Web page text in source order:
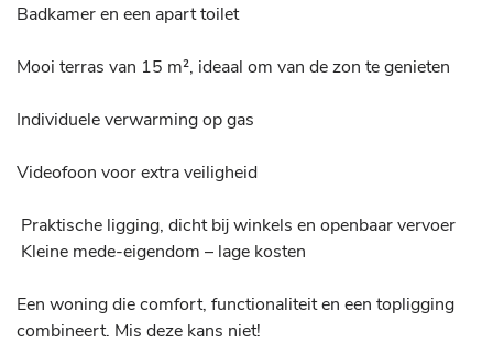
Badkamer en een apart toilet
Mooi terras van 15 m², ideaal om van de zon te genieten
Individuele verwarming op gas
Videofoon voor extra veiligheid
Een woning die comfort, functionaliteit en een topligging
combineert. Mis deze kans niet!